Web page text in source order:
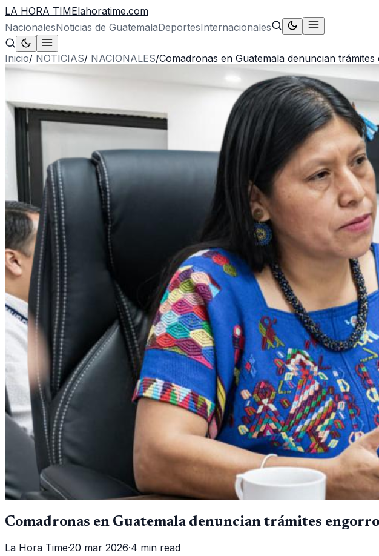
LA HORA TIMElahoratime.com
NacionalesNoticias de GuatemalaDeportesInternacionales
Inicio/ NOTICIAS/ NACIONALES/Comadronas en Guatemala denuncian
Comadronas en Guatemala denuncian trámites
La Hora Time·20 mar 2026·4 min read